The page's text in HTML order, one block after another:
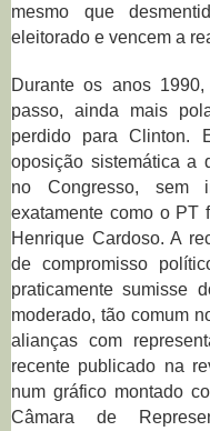
mesmo que
eleitorado e vencem a
Durante os anos
passo, ainda mais
perdido para Clinton.
oposição sistemática a
no Congresso,
exatamente como o PT
Henrique Cardoso. A
de compromisso
praticamente sumisse
moderado, tão comum
alianças com
recente publicado na
num gráfico montado
Câmara de